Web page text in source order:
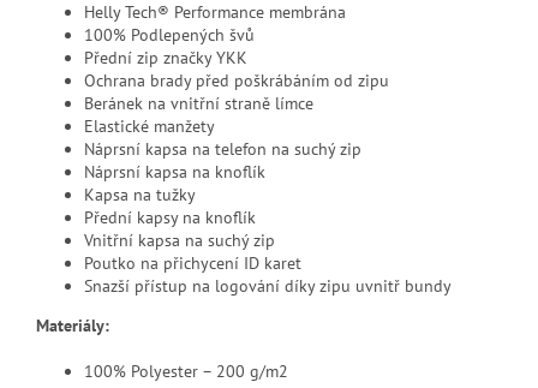
Helly Tech® Performance membrána
100% Podlepených švů
Přední zip značky YKK
Ochrana brady před poškrábáním od zipu
Beránek na vnitřní straně límce
Elastické manžety
Náprsní kapsa na telefon na suchý zip
Náprsní kapsa na knoflík
Kapsa na tužky
Přední kapsy na knoflík
Vnitřní kapsa na suchý zip
Poutko na přichycení ID karet
Snazší přístup na logování díky zipu uvnitř bundy
Materiály:
100% Polyester – 200 g/m2